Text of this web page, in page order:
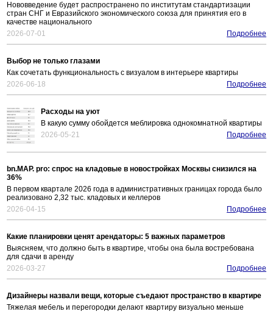
Нововведение будет распространено по институтам стандартизации
стран СНГ и Евразийского экономического союза для принятия его в
качестве национального
2026-07-01
Подробнее
Выбор не только глазами
Как сочетать функциональность с визуалом в интерьере квартиры
2026-06-18
Подробнее
Расходы на уют
В какую сумму обойдется меблировка однокомнатной квартиры
2026-05-21
Подробнее
bn.MAP. pro: спрос на кладовые в новостройках Москвы снизился на
36%
В первом квартале 2026 года в административных границах города было
реализовано 2,32 тыс. кладовых и келлеров
2026-04-15
Подробнее
Какие планировки ценят арендаторы: 5 важных параметров
Выясняем, что должно быть в квартире, чтобы она была востребована
для сдачи в аренду
2026-03-27
Подробнее
Дизайнеры назвали вещи, которые съедают пространство в квартире
Тяжелая мебель и перегородки делают квартиру визуально меньше